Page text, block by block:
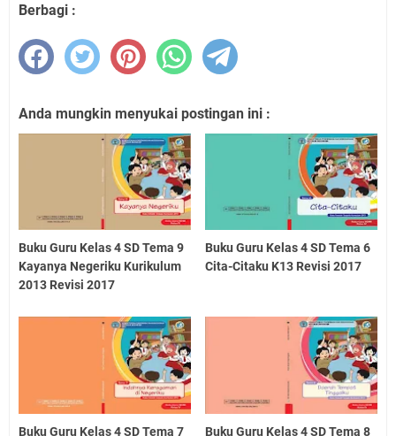
Berbagi :
Anda mungkin menyukai postingan ini :
Buku Guru Kelas 4 SD Tema 9
Kayanya Negeriku Kurikulum
2013 Revisi 2017
Buku Guru Kelas 4 SD Tema 6
Cita-Citaku K13 Revisi 2017
Buku Guru Kelas 4 SD Tema 7
Buku Guru Kelas 4 SD Tema 8